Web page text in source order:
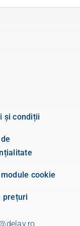
și condiții
cookie
prețuri